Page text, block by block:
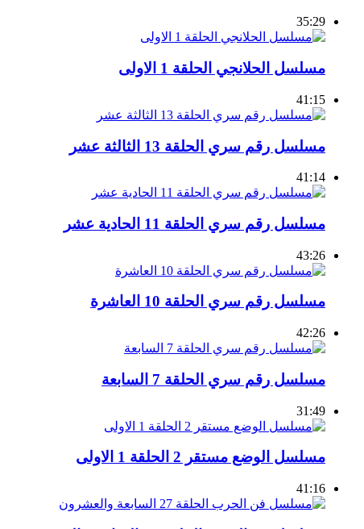
35:29
مسلسل الحلانجي الحلقة 1 الاولى
41:15
مسلسل رقم سري الحلقة 13 الثالثة عشر
41:14
مسلسل رقم سري الحلقة 11 الحادية عشر
43:26
مسلسل رقم سري الحلقة 10 العاشرة
42:26
مسلسل رقم سري الحلقة 7 السابعة
31:49
مسلسل الوضع مستقر 2 الحلقة 1 الاولى
41:16